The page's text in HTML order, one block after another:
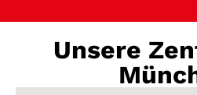
Unsere